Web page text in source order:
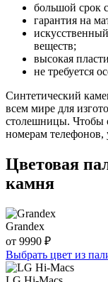
большой срок
гарантия на
веществ;
высокая
не требуется
Синтетический
всем мире для
столешницы. Чтобы
номерам телефонов,
Цветовая
камня
Grandex
от 9990 ₽
Выбрать цвет из